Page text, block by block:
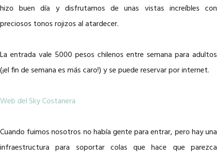
hizo buen día y disfrutamos de unas vistas increíbles con
preciosos tonos rojizos al atardecer.
La entrada vale 5000 pesos chilenos entre semana para adultos
(¡el fin de semana es más caro!) y se puede reservar por internet.
Web del Sky Costanera
Cuando fuimos nosotros no había gente para entrar, pero hay una
infraestructura para soportar colas que hace que parezca